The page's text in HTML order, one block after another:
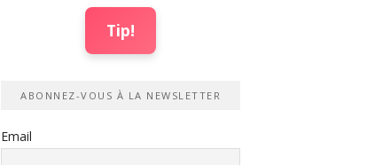
Tip!
ABONNEZ-VOUS À LA NEWSLETTER
Email